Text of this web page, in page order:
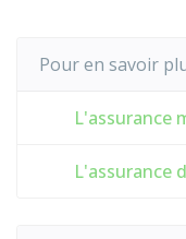
Pour en savoir
L'assurance
L'assurance